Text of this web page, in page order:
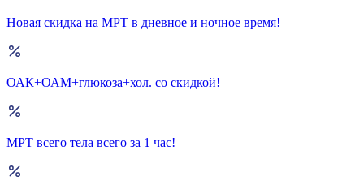
Новая скидка на МРТ в дневное и ночное время!
ОАК+ОАМ+глюкоза+хол. со скидкой!
МРТ всего тела всего за 1 час!